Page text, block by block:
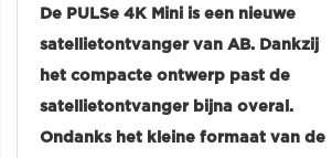
De PULSe 4K Mini is een nieuwe
satellietontvanger van AB. Dankzij
het compacte ontwerp past de
satellietontvanger bijna overal.
Ondanks het kleine formaat van de